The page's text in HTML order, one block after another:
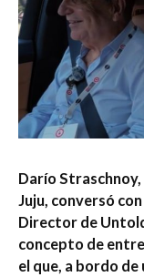
Darío
Juju, conversó
Director de
concepto de
el que, a bordo de